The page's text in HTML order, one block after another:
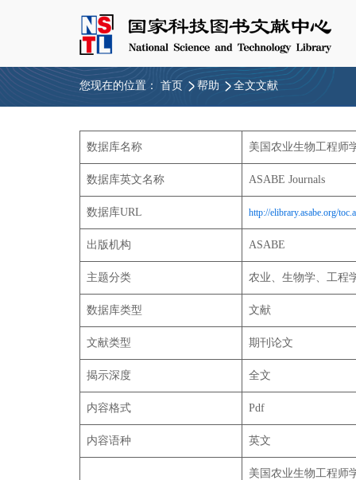
您现在的位置： 首页 帮助 全文文献
数据库名称 美国农业生物工程师
数据库英文名称 ASABE Journals
数据库URL http://elibrary.asabe.org/
出版机构 ASABE
主题分类 农业、生物学、工程
数据库类型 文献
文献类型 期刊论文
揭示深度 全文
内容格式 Pdf
内容语种 英文
美国农业生物工程师